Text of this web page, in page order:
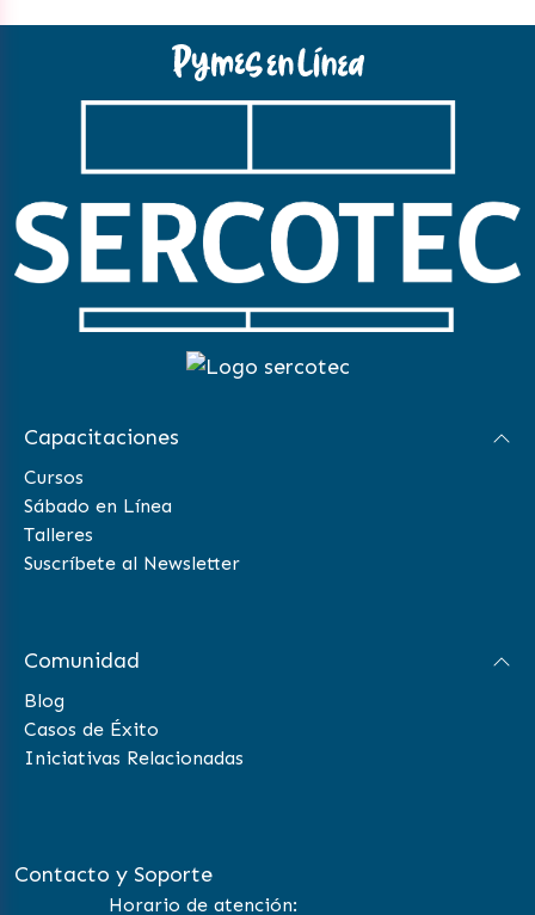
Capacitaciones
Cursos
Sábado en Línea
Talleres
Suscríbete al Newsletter
Comunidad
Blog
Casos de Éxito
Iniciativas Relacionadas
Contacto y Soporte
Horario de atención: